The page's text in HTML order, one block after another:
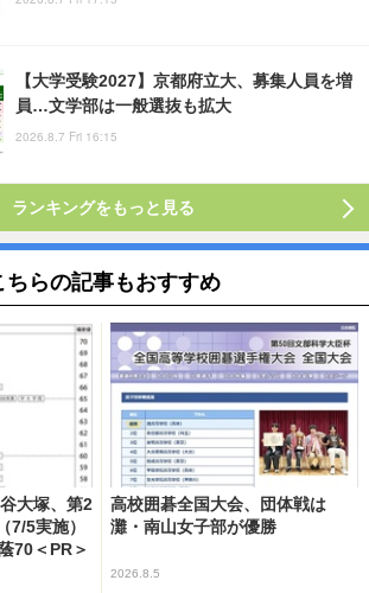
【大学受験2027】京都府立大、募集人員を増
員…文学部は一般選抜も拡大
2026.8.7 Fri 16:15
ランキングをもっと見る
ちらの記事もおすすめ
大塚、第2
7/5実施）
70＜PR＞
高校囲碁全国大会、団体戦は
灘・南山女子部が優勝
2026.8.5